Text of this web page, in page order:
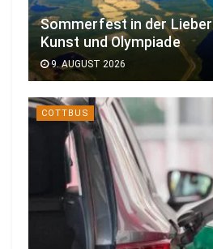
Sommerfest in der
Kunst und Olympiade
9. AUGUST 2026
COTTBUS